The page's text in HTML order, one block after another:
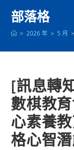
部落格
> 2026 年 > 5 月 >
[訊息轉
數棋教
心素養
格心智潛